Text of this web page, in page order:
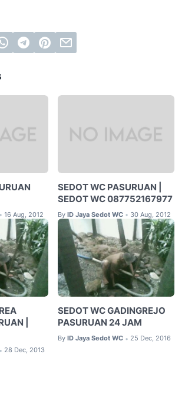
• 16 Aug, 2012
SEDOT WC PASURUAN |
SEDOT WC 087752167977
By ID Jaya Sedot WC • 30 Aug, 2012
|
• 28 Dec, 2013
SEDOT WC GADINGREJO
PASURUAN 24 JAM
By ID Jaya Sedot WC • 25 Dec, 2016